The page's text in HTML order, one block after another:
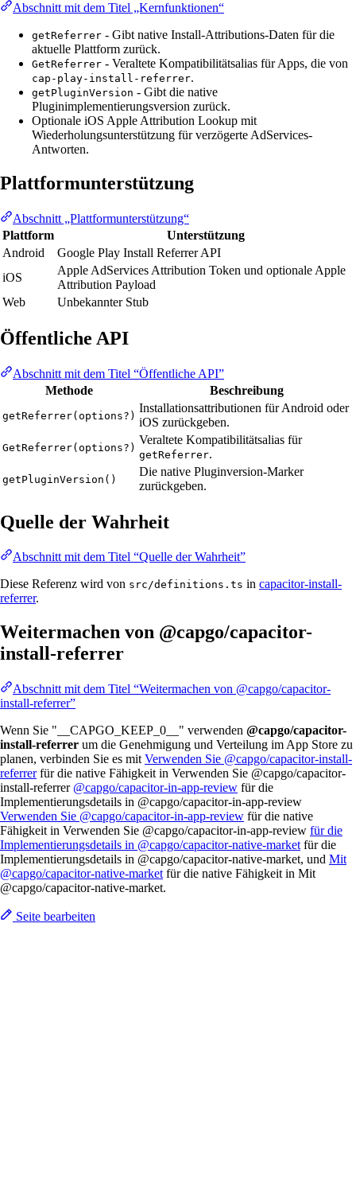
Abschnitt mit dem Titel „Kernfunktionen“
getReferrer - Gibt native Install-Attributions-Daten für die
aktuelle Plattform zurück.
GetReferrer - Veraltete Kompatibilitätsalias für Apps, die von
cap-play-install-referrer.
getPluginVersion - Gibt die native
Pluginimplementierungsversion zurück.
Optionale iOS Apple Attribution Lookup mit
Wiederholungsunterstützung für verzögerte AdServices-
Antworten.
Plattformunterstützung
Abschnitt „Plattformunterstützung“
Plattform
Unterstützung
Android
Google Play Install Referrer API
iOS
Apple AdServices Attribution Token und optionale Apple
Attribution Payload
Web
Unbekannter Stub
Öffentliche API
Abschnitt mit dem Titel “Öffentliche API”
Methode
Beschreibung
getReferrer(options?)
Installationsattributionen für Android oder
iOS zurückgeben.
GetReferrer(options?)
Veraltete Kompatibilitätsalias für
getReferrer.
getPluginVersion()
Die native Pluginversion-Marker
zurückgeben.
Quelle der Wahrheit
Abschnitt mit dem Titel “Quelle der Wahrheit”
Diese Referenz wird von src/definitions.ts in capacitor-install-
referrer.
Weitermachen von @capgo/capacitor-
install-referrer
Abschnitt mit dem Titel “Weitermachen von @capgo/capacitor-
install-referrer”
Wenn Sie "__CAPGO_KEEP_0__" verwenden @capgo/capacitor-
install-referrer um die Genehmigung und Verteilung im App Store zu
planen, verbinden Sie es mit Verwenden Sie @capgo/capacitor-install-
referrerfür die native Fähigkeit in Verwenden Sie @capgo/capacitor-
install-referrer @capgo/capacitor-in-app-review für die
Implementierungsdetails in @capgo/capacitor-in-app-review
Verwenden Sie @capgo/capacitor-in-app-review für die native
Fähigkeit in Verwenden Sie @capgo/capacitor-in-app-review für die
Implementierungsdetails in @capgo/capacitor-native-market für die
Implementierungsdetails in @capgo/capacitor-native-market, und Mit
@capgo/capacitor-native-market für die native Fähigkeit in Mit
@capgo/capacitor-native-market.
Seite bearbeiten